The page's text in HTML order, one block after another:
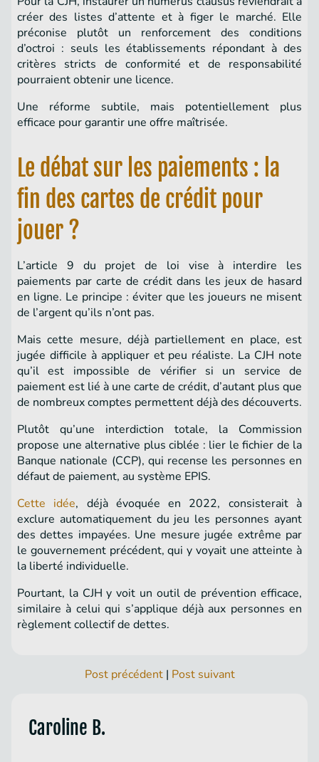
créer des listes d’attente et à figer le marché. Elle
préconise plutôt un renforcement des conditions
d’octroi : seuls les établissements répondant à des
critères stricts de conformité et de responsabilité
pourraient obtenir une licence.
Une réforme subtile, mais potentiellement plus
efficace pour garantir une offre maîtrisée.
Le débat sur les paiements : la
fin des cartes de crédit pour
jouer ?
L’article 9 du projet de loi vise à interdire les
paiements par carte de crédit dans les jeux de hasard
en ligne. Le principe : éviter que les joueurs ne misent
de l’argent qu’ils n’ont pas.
Mais cette mesure, déjà partiellement en place, est
jugée difficile à appliquer et peu réaliste. La CJH note
qu’il est impossible de vérifier si un service de
paiement est lié à une carte de crédit, d’autant plus que
de nombreux comptes permettent déjà des découverts.
Plutôt qu’une interdiction totale, la Commission
propose une alternative plus ciblée : lier le fichier de la
Banque nationale (CCP), qui recense les personnes en
défaut de paiement, au système EPIS.
Cette idée, déjà évoquée en 2022, consisterait à
exclure automatiquement du jeu les personnes ayant
des dettes impayées. Une mesure jugée extrême par
le gouvernement précédent, qui y voyait une atteinte à
la liberté individuelle.
Pourtant, la CJH y voit un outil de prévention efficace,
similaire à celui qui s’applique déjà aux personnes en
règlement collectif de dettes.
Post précédent| Post suivant
Caroline B.